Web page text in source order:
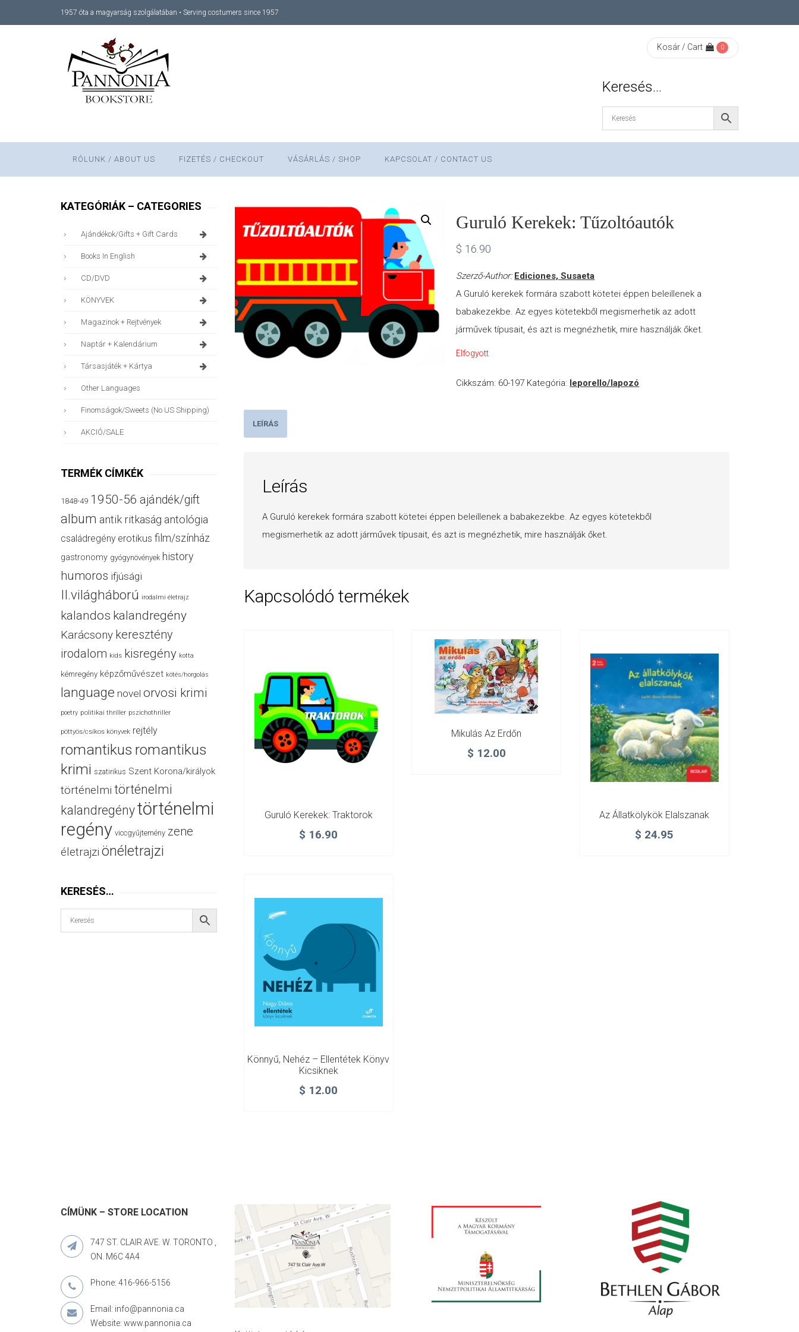
1957 óta a magyarság szolgálatában • Serving costumers since 1957
Kosár / Cart 0
Keresés…
RÓLUNK / ABOUT US FIZETÉS / CHECKOUT VÁSÁRLÁS / SHOP KAPCSOLAT / CONTACT US
Guruló Kerekek: Tűzoltóautók
$ 16.90
Szerző-Author: Ediciones, Susaeta
A Guruló kerekek formára szabott kötetei éppen beleillenek a
babakezekbe. Az egyes kötetekből megismerhetik az adott
járművek típusait, és azt is megnézhetik, mire használják őket.
Elfogyott
Cikkszám: 60-197 Kategória: leporello/lapozó
LEÍRÁS
Leírás
A Guruló kerekek formára szabott kötetei éppen beleillenek a babakezekbe. Az egyes kötetekből
megismerhetik az adott járművek típusait, és azt is megnézhetik, mire használják őket.
Kapcsolódó termékek
Guruló Kerekek: Traktorok
$ 16.90
Mikulás Az Erdőn
$ 12.00
Az Állatkölykök Elalszanak
$ 24.95
Könnyű, Nehéz – Ellentétek Könyv
Kicsiknek
$ 12.00
KATEGÓRIÁK – CATEGORIES
Ajándékok/gifts + Gift Cards
Books In English
CD/DVD
KÖNYVEK
Magazinok + Rejtvények
Naptár + Kalendárium
Társasjáték + Kártya
Other Languages
Finomságok/sweets (no US Shipping)
AKCIÓ/SALE
TERMÉK CÍMKÉK
1848-49 1950-56 ajándék/gift
album antik ritkaság antológia
családregény erotikus film/színház
gastronomy gyógynövények history
humoros ifjúsági
II.világháború irodalmi életrajz
kalandos kalandregény
Karácsony keresztény
irodalom kids kisregény kotta
kémregény képzőművészet kötés/horgolás
language novel orvosi krimi
poetry politikai thriller pszichothriller
pöttyös/csíkos könyvek rejtély
romantikus romantikus
krimi szatirikus Szent Korona/királyok
történelmi történelmi
kalandregénytörténelmi
regény viccgyűjtemény zene
életrajzi önéletrajzi
KERESÉS…
CÍMÜNK – STORE LOCATION
747 ST. CLAIR AVE. W. TORONTO ,
ON. M6C 4A4
Phone: 416-966-5156
Email: info@pannonia.ca
Website: www.pannonia.ca